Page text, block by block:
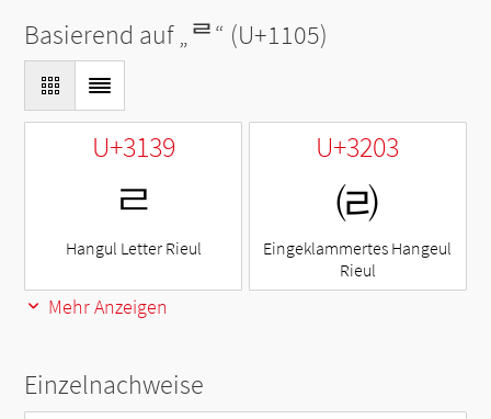
Basierend auf „ᄅ“ (U+1105)
U+3139
ㄹ
Hangul Letter Rieul
U+3203
㈃
Eingeklammertes Hangeul
Rieul
Mehr Anzeigen
Einzelnachweise